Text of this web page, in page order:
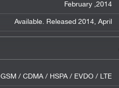
2014, February
Available. Released 2014, April
GSM / CDMA / HSPA / EVDO / LTE